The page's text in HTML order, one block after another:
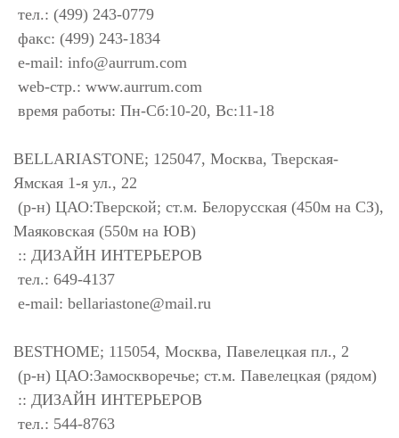
тел.: (499) 243-0779
факс: (499) 243-1834
e-mail: info@aurrum.com
web-стр.: www.aurrum.com
время работы: Пн-Сб:10-20, Вс:11-18
BELLARIASTONE; 125047, Москва, Тверская-
Ямская 1-я ул., 22
(р-н) ЦАО:Тверской; ст.м. Белорусская (450м на СЗ),
Маяковская (550м на ЮВ)
:: ДИЗАЙН ИНТЕРЬЕРОВ
тел.: 649-4137
e-mail: bellariastone@mail.ru
BESTHOME; 115054, Москва, Павелецкая пл., 2
(р-н) ЦАО:Замоскворечье; ст.м. Павелецкая (рядом)
:: ДИЗАЙН ИНТЕРЬЕРОВ
тел.: 544-8763